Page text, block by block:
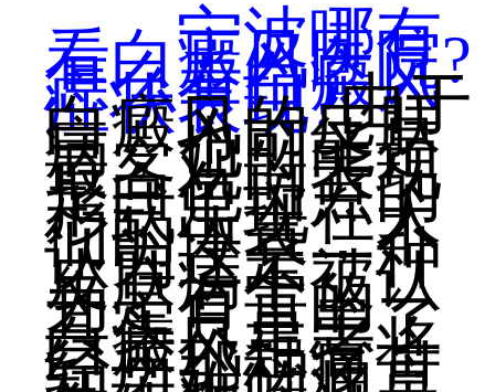
宁波哪有
看白癜风医院?
怎么看白癜风
症状表现?由于
白癜风的皮肤
病，也可能是
最客观的表现
是白色斑点的
形式出现在人
们的体表，不
认为这是一种
皮肤病不被认
为是有害的，
其实只是患了
白癜风患者将
经历那种痛苦